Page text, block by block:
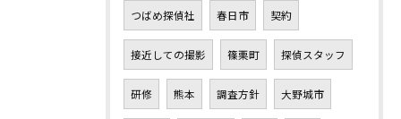
つばめ探偵社 春日市 契約
接近しての撮影 篠栗町 探偵スタッフ
研修 熊本 調査方針 大野城市